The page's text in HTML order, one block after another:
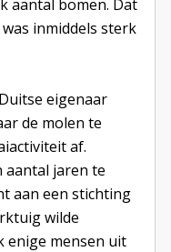
aantal bomen. Dat
inmiddels sterk
eigenaar
de molen te
af.
aantal jaren te
aan een stichting
wilde
enige mensen uit